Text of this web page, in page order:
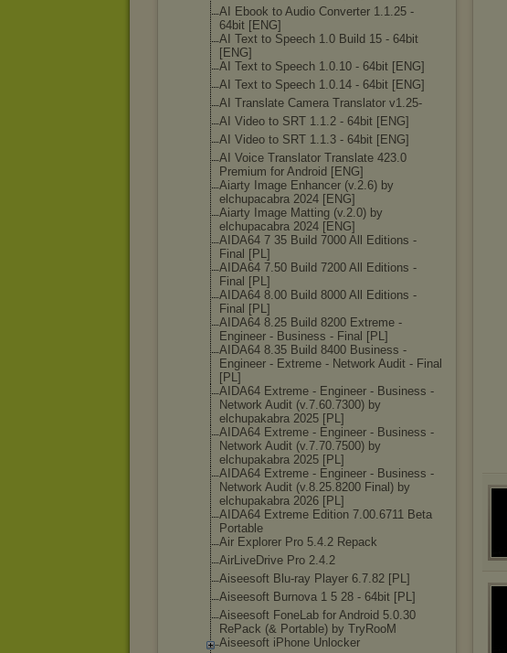
Wyrażenie
będzie
Istnieje
sposób
urządzeniu
dokonując
Pełną
AI Ebook to Audio Converter 1.1.25 -
64bit [ENG]
AI Text to Speech 1.0 Build 15 - 64bit
[ENG]
AI Text to Speech 1.0.10 - 64bit [ENG]
AI Text to Speech 1.0.14 - 64bit [ENG]
AI Translate Camera Translator v1.25-
AI Video to SRT 1.1.2 - 64bit [ENG]
AI Video to SRT 1.1.3 - 64bit [ENG]
AI Voice Translator Translate 423.0
Premium for Android [ENG]
Aiarty Image Enhancer (v.2.6) by
elchupacabra 2024 [ENG]
Aiarty Image Matting (v.2.0) by
elchupacabra 2024 [ENG]
AIDA64 7 35 Build 7000 All Editions -
Final [PL]
AIDA64 7.50 Build 7200 All Editions -
Final [PL]
AIDA64 8.00 Build 8000 All Editions -
Final [PL]
AIDA64 8.25 Build 8200 Extreme -
Engineer - Business - Final [PL]
AIDA64 8.35 Build 8400 Business -
Engineer - Extreme - Network Audit - Final
[PL]
AIDA64 Extreme - Engineer - Business -
Network Audit (v.7.60.7300) by
elchupakabra 2025 [PL]
AIDA64 Extreme - Engineer - Business -
Network Audit (v.7.70.7500) by
elchupakabra 2025 [PL]
AIDA64 Extreme - Engineer - Business -
Network Audit (v.8.25.8200 Final) by
elchupakabra 2026 [PL]
AIDA64 Extreme Edition 7.00.6711 Beta
Portable
Air Explorer Pro 5.4.2 Repack
AirLiveDrive Pro 2.4.2
Aiseesoft Blu-ray Player 6.7.82 [PL]
Aiseesoft Burnova 1 5 28 - 64bit [PL]
Aiseesoft FoneLab for Android 5.0.30
RePack (& Portable) by TryRooM
Aiseesoft iPhone Unlocker